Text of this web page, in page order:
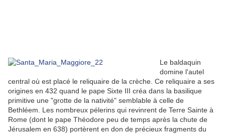
Le baldaquin
domine l'autel
central où est placé le reliquaire de la crèche. Ce reliquaire a ses
origines en 432 quand le pape Sixte III créa dans la basilique
primitive une "grotte de la nativité" semblable à celle de
Bethléem. Les nombreux pélerins qui revinrent de Terre Sainte à
Rome (dont le pape Théodore peu de temps après la chute de
Jérusalem en 638) portèrent en don de précieux fragments du